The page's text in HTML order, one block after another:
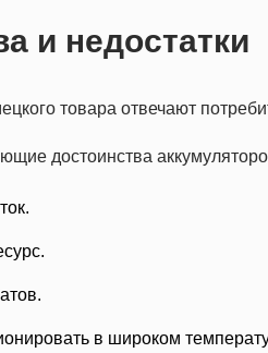
и недостатки
товара отвечают
достоинства
в широком